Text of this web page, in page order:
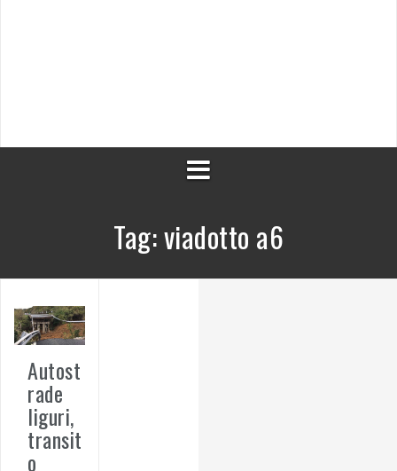
Tag:viadotto a6
Autost
rade
liguri,
transit
o